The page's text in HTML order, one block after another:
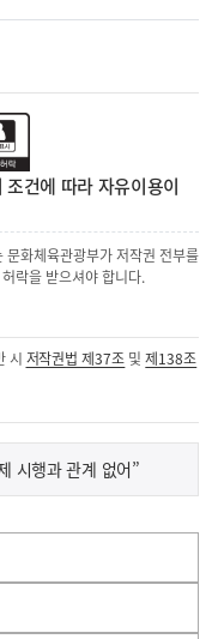
건에 따라 자유이용이
화체육관광부가 저작권 전부를
락을 받으셔야 합니다.
시 저작권법 제37조 및제138조
시행과 관계 없어”